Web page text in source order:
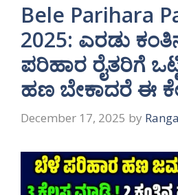
Bele Parihara
2025: ಎರಡು
ಪರಿಹಾರ ರೈತರಿಗೆ
ಹಣ ಬೇಕಾದರೆ ಈ
December 17, 2025 by